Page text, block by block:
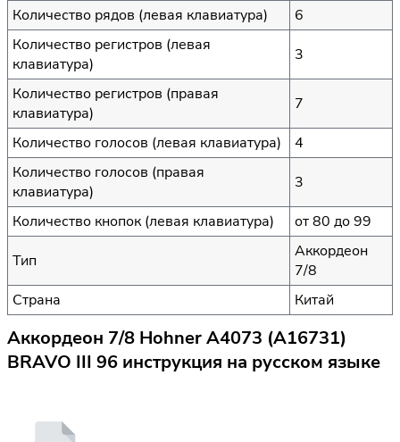
Количество рядов (левая клавиатура)
6
Количество регистров (левая
клавиатура)
3
Количество регистров (правая
клавиатура)
7
Количество голосов (левая клавиатура)
4
Количество голосов (правая
клавиатура)
3
Количество кнопок (левая клавиатура)
от 80 до 99
Тип
Аккордеон
7/8
Страна
Китай
Аккордеон 7/8 Hohner A4073 (A16731)
BRAVO III 96 инструкция на русском языке